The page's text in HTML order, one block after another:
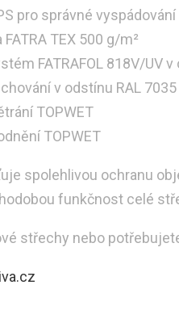
pro správné
TEX 500 g/m²
FATRAFOL 818V/UV
v odstínu RAL 7035
TOPWET
TOPWET
spolehlivou ochranu
funkčnost celé
střechy nebo